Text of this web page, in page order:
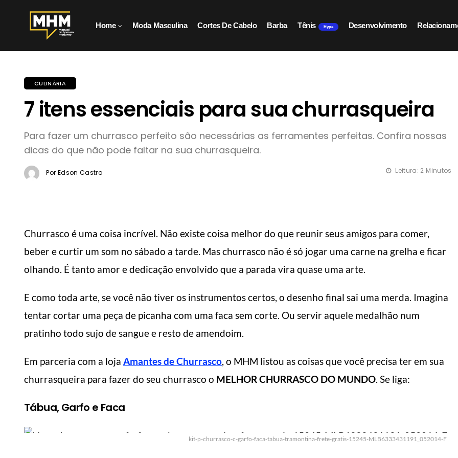
Home Moda Masculina Cortes De Cabelo Barba Tênis Hype Desenvolvimento
CULINÁRIA
7 itens essenciais para sua churrasqueira
Para fazer um churrasco perfeito são necessárias as ferramentes perfeitas. Confira nossas
dicas do que não pode faltar na sua churrasqueira.
Por Edson Castro Leitura: 2 Minutos
Churrasco é uma coisa incrível. Não existe coisa melhor do que reunir seus amigos para comer,
beber e curtir um som no sábado a tarde. Mas churrasco não é só jogar uma carne na grelha e ficar
olhando. É tanto amor e dedicação envolvido que a parada vira quase uma arte.
E como toda arte, se você não tiver os instrumentos certos, o desenho final sai uma merda. Imagina
tentar cortar uma peça de picanha com uma faca sem corte. Ou servir aquele medalhão num
pratinho todo sujo de sangue e resto de amendoim.
Em parceria com a loja Amantes de Churrasco, o MHM listou as coisas que você precisa ter em sua
churrasqueira para fazer do seu churrasco o MELHOR CHURRASCO DO MUNDO. Se liga:
Tábua, Garfo e Faca
kit-p-churrasco-c-garfo-faca-tabua-tramontina-frete-gratis-15245-MLB6333431191_052014-F